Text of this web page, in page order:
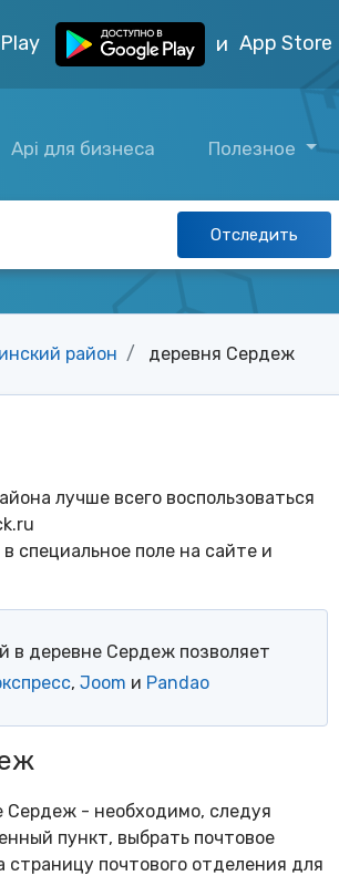
и App Store
Api для бизнеса Полезное
Отследить
район деревня Сердеж
лучше всего воспользоваться
специальное поле на сайте и
в деревне Сердеж позволяет
, Joom и Pandao
Сердеж - необходимо, следуя
пункт, выбрать почтовое
почтового отделения для